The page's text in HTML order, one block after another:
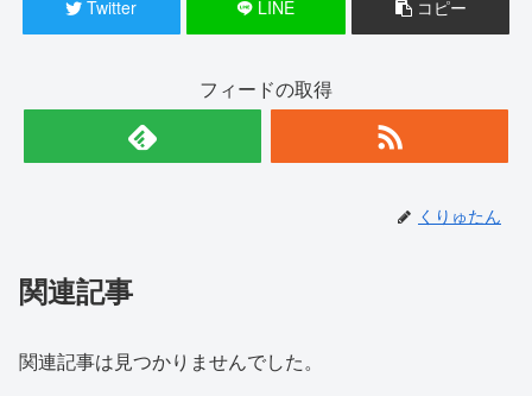
Twitter LINE コピー
フィードの取得
くりゅたん
関連記事
関連記事は見つかりませんでした。